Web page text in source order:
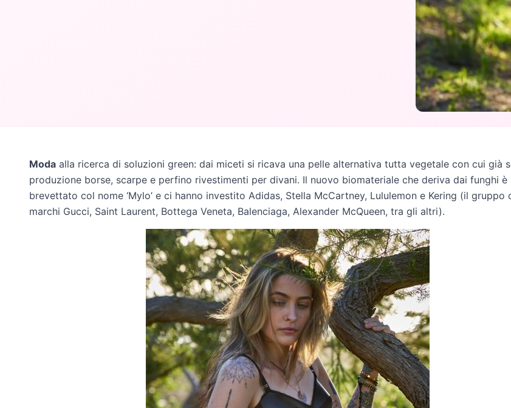
Moda alla ricerca di soluzioni green: dai miceti si ricava una pelle alternativa tutta vegetale con cui già
produzione borse, scarpe e perfino rivestimenti per divani. Il nuovo biomateriale che deriva dai funghi è
brevettato col nome ‘Mylo’ e ci hanno investito Adidas, Stella McCartney, Lululemon e Kering (il gruppo
marchi Gucci, Saint Laurent, Bottega Veneta, Balenciaga, Alexander McQueen, tra gli altri).